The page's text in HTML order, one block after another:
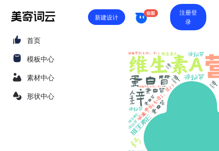
新建设计
注册登
录
首页
模板中心
素材中心
形状中心